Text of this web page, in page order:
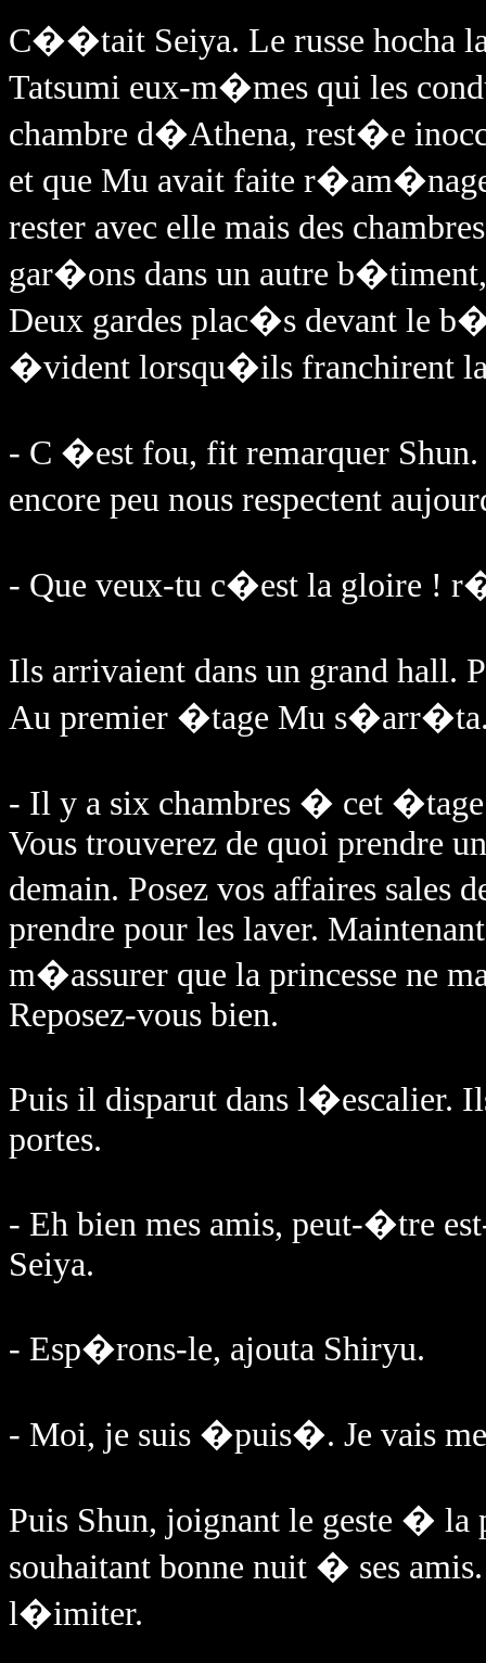
C��tait Seiya. Le russe hocha
Tatsumi eux-m�mes qui les
chambre d�Athena, rest�e
et que Mu avait faite
rester avec elle mais des
gar�ons dans un autre
Deux gardes plac�s devant le
�vident lorsqu�ils franchirent
- C �est fou, fit remarquer Shun.
encore peu nous respectent
- Que veux-tu c�est la gloire !
Ils arrivaient dans un grand hall.
Au premier �tage Mu
- Il y a six chambres � cet
Vous trouverez de quoi prendre
demain. Posez vos affaires sales
prendre pour les laver.
m�assurer que la princesse ne
Reposez-vous bien.
Puis il disparut dans l�escalier.
portes.
- Eh bien mes amis, peut-�tre
Seiya.
- Esp�rons-le, ajouta Shiryu.
- Moi, je suis �puis�. Je vais
Puis Shun, joignant le geste � la
souhaitant bonne nuit � ses
l�imiter.